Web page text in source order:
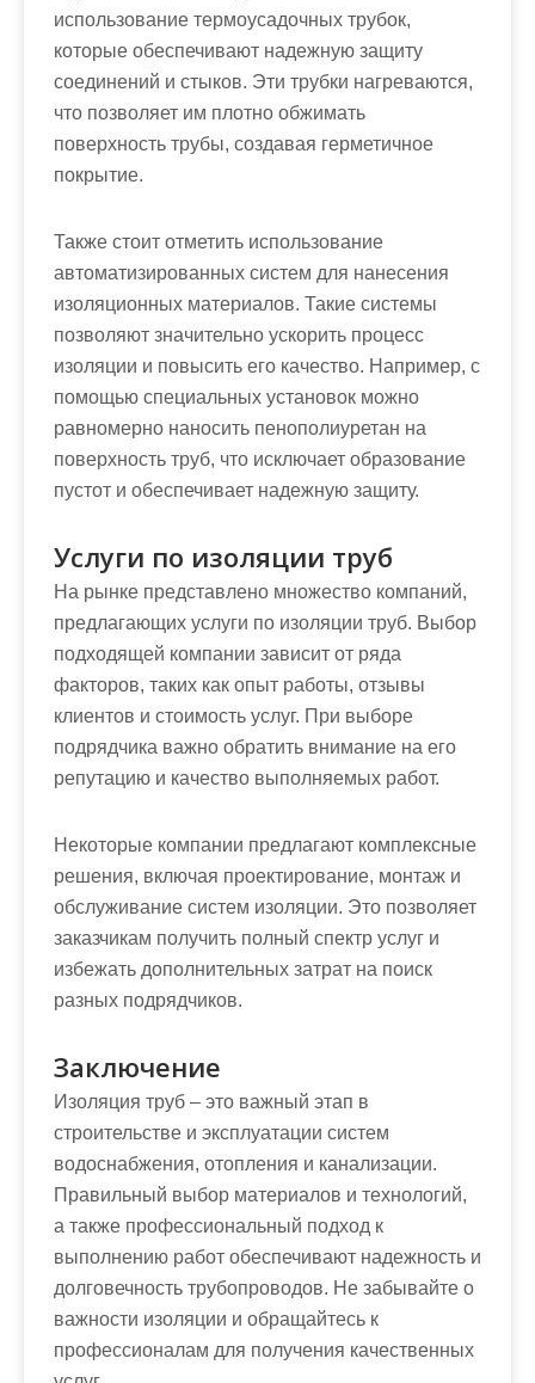
использование термоусадочных трубок,
которые обеспечивают надежную защиту
соединений и стыков. Эти трубки нагреваются,
что позволяет им плотно обжимать
поверхность трубы, создавая герметичное
покрытие.
Также стоит отметить использование
автоматизированных систем для нанесения
изоляционных материалов. Такие системы
позволяют значительно ускорить процесс
изоляции и повысить его качество. Например, с
помощью специальных установок можно
равномерно наносить пенополиуретан на
поверхность труб, что исключает образование
пустот и обеспечивает надежную защиту.
Услуги по изоляции труб
На рынке представлено множество компаний,
предлагающих услуги по изоляции труб. Выбор
подходящей компании зависит от ряда
факторов, таких как опыт работы, отзывы
клиентов и стоимость услуг. При выборе
подрядчика важно обратить внимание на его
репутацию и качество выполняемых работ.
Некоторые компании предлагают комплексные
решения, включая проектирование, монтаж и
обслуживание систем изоляции. Это позволяет
заказчикам получить полный спектр услуг и
избежать дополнительных затрат на поиск
разных подрядчиков.
Заключение
Изоляция труб – это важный этап в
строительстве и эксплуатации систем
водоснабжения, отопления и канализации.
Правильный выбор материалов и технологий,
а также профессиональный подход к
выполнению работ обеспечивают надежность и
долговечность трубопроводов. Не забывайте о
важности изоляции и обращайтесь к
профессионалам для получения качественных